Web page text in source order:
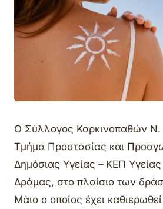
Ο Σύλλογος Καρκινοπαθών Ν.
Τμήμα Προστασίας και
Δημόσιας Υγείας – ΚΕΠ
Δράμας, στο πλαίσιο των
Μάιο ο οποίος έχει